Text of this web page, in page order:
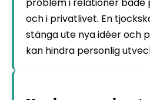
och i privatlivet. En
stänga ute nya idéer och
kan hindra personlig